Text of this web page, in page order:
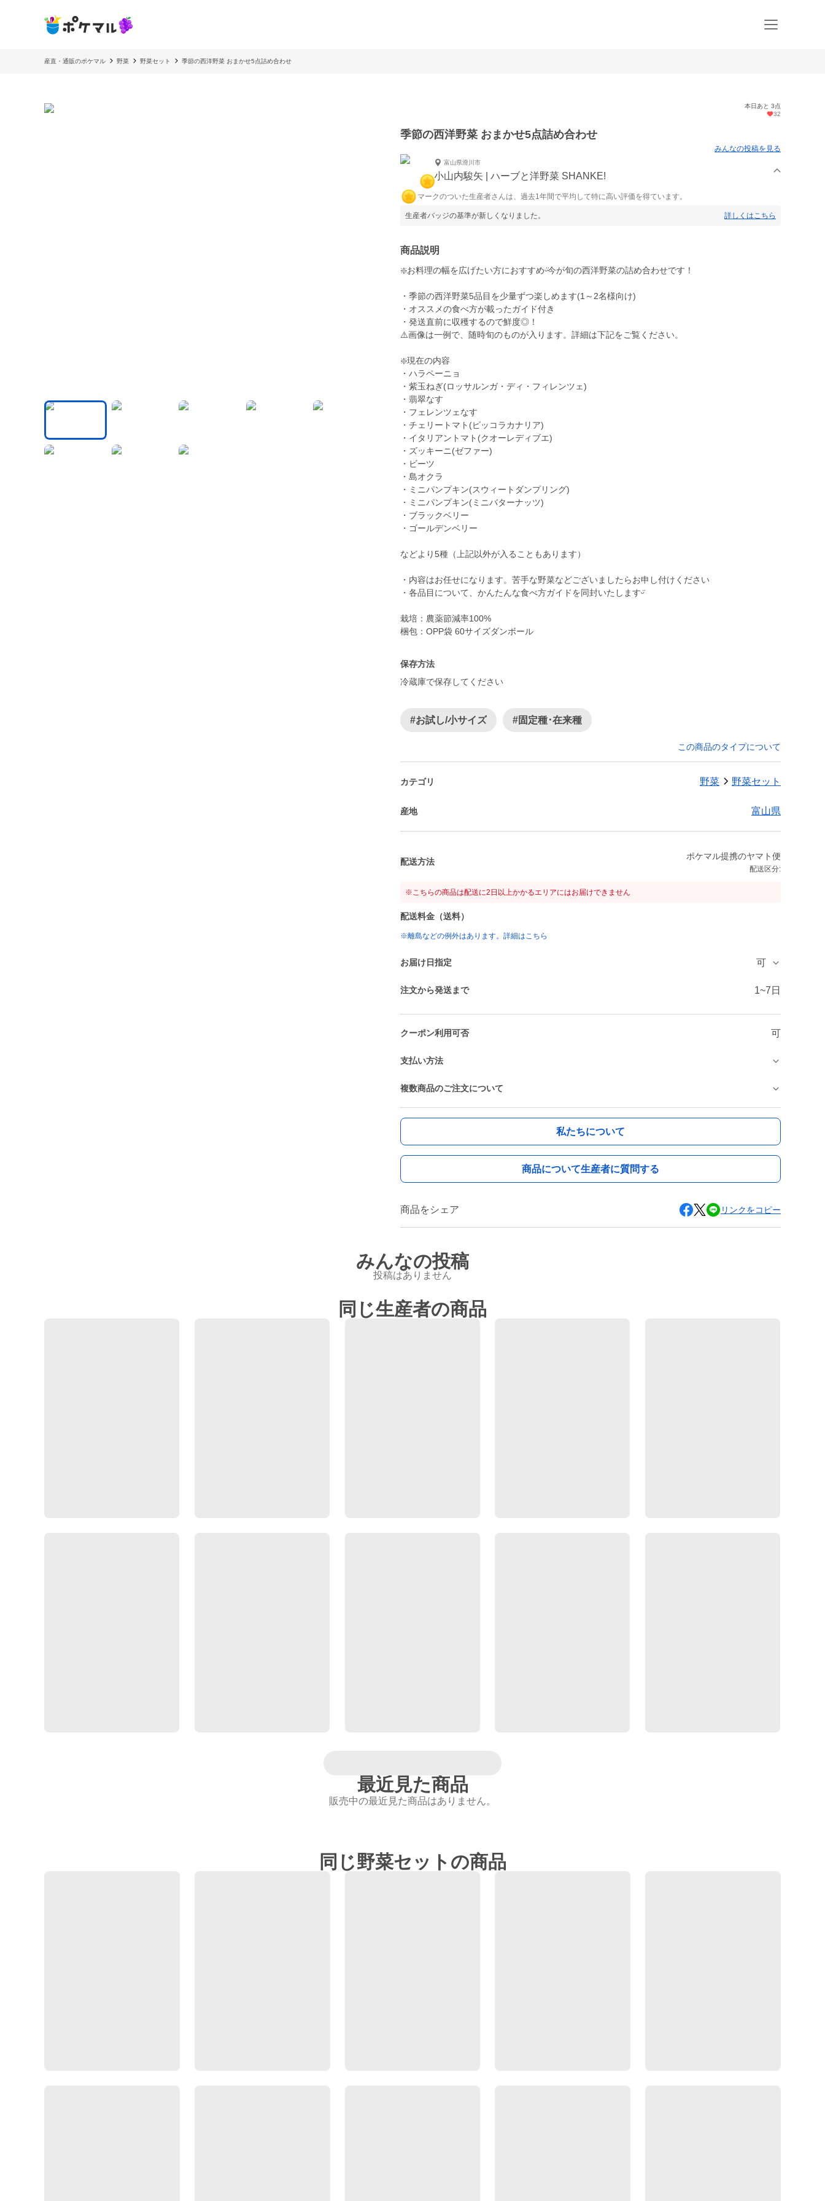
産直・通販のポケマル 野菜 野菜セット 季節の西洋野菜 おまかせ5点詰め合わせ
本日あと 3点
32
季節の西洋野菜 おまかせ5点詰め合わせ
みんなの投稿を見る
富山県滑川市
小山内駿矢 | ハーブと洋野菜 SHANKE!
マークのついた生産者さんは、過去1年間で平均して特に高い評価を得ています。
生産者バッジの基準が新しくなりました。 詳しくはこちら
商品説明
❇️お料理の幅を広げたい方におすすめᵕ̈今が旬の西洋野菜の詰め合わせです！
・季節の西洋野菜5品目を少量ずつ楽しめます(1～2名様向け)
・オススメの食べ方が載ったガイド付き
・発送直前に収穫するので鮮度◎！
⚠️画像は一例で、随時旬のものが入ります。詳細は下記をご覧ください。
❇️現在の内容
・ハラペーニョ
・紫玉ねぎ(ロッサルンガ・ディ・フィレンツェ)
・翡翠なす
・フェレンツェなす
・チェリートマト(ピッコラカナリア)
・イタリアントマト(クオーレディブエ)
・ズッキーニ(ゼファー)
・ビーツ
・島オクラ
・ミニパンプキン(スウィートダンプリング)
・ミニパンプキン(ミニバターナッツ)
・ブラックベリー
・ゴールデンベリー
などより5種（上記以外が入ることもあります）
・内容はお任せになります。苦手な野菜などございましたらお申し付けください
・各品目について、かんたんな食べ方ガイドを同封いたしますᵕ̈
栽培：農薬節減率100%
梱包：OPP袋 60サイズダンボール
保存方法
冷蔵庫で保存してください
#お試し/小サイズ #固定種･在来種
この商品のタイプについて
カテゴリ 野菜 野菜セット
産地 富山県
配送方法
ポケマル提携のヤマト便
配送区分:
※こちらの商品は配送に2日以上かかるエリアにはお届けできません
配送料金（送料）
※離島などの例外はあります。詳細はこちら
お届け日指定 可
注文から発送まで 1~7日
クーポン利用可否 可
支払い方法
複数商品のご注文について
私たちについて
商品について生産者に質問する
商品をシェア リンクをコピー
みんなの投稿
投稿はありません
同じ生産者の商品
最近見た商品
販売中の最近見た商品はありません。
同じ野菜セットの商品